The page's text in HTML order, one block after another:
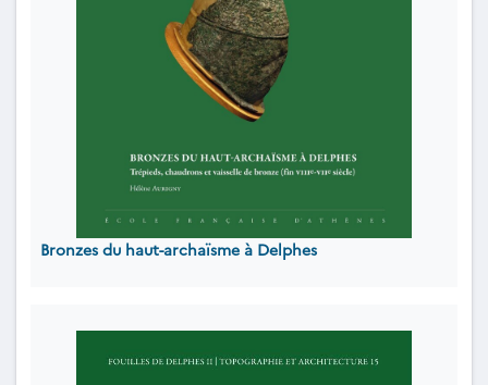
Bronzes du haut-archaïsme à Delphes